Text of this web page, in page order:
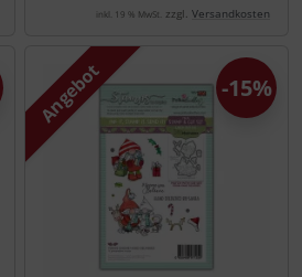
inkl. 19 % MwSt. zzgl. Versandkosten
Angebot -15%